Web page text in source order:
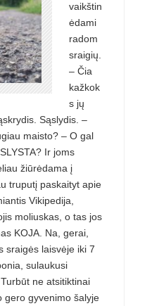
vaikštin
ėdami
radom
sraigių.
– Čia
kažkok
s jų
Sąslydis. –
maisto? – O gal
Ir joms
žiūrėdama į
truputį paskaityt apie
Vikipedija,
moliuskas, o tas jos
KOJA. Na, gerai,
sraigės laisvėje iki 7
sulaukusi
ne atsitiktinai
gero gyvenimo šalyje